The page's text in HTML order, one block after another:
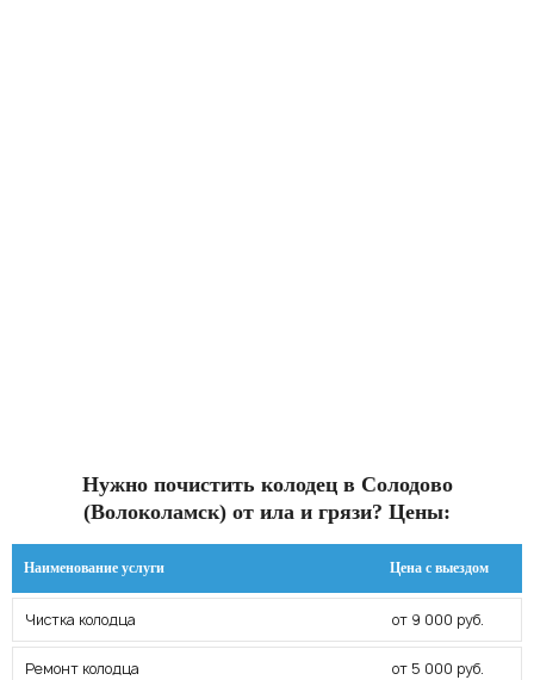
Нужно почистить колодец в Солодово
(Волоколамск) от ила и грязи? Цены:
Наименование услуги Цена с выездом
Чистка колодца от 9 000 руб.
Ремонт колодца от 5 000 руб.